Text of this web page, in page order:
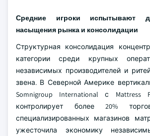
Средние игроки испытывают
насыщения рынка и консолидации
Структурная консолидация
категории среди крупных
независимых производителей и
звена. В Северной Америке
Somnigroup International с Mattress
контролирует более 20%
специализированных магазинов
ужесточила экономику